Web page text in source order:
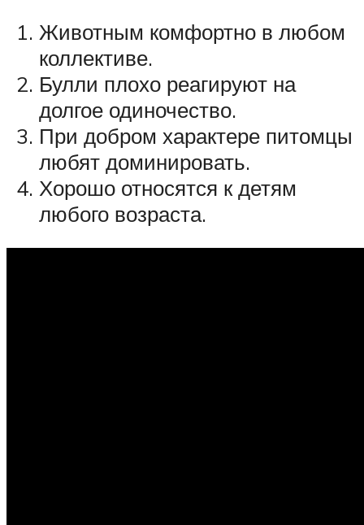
Животным комфортно в любом
коллективе.
Булли плохо реагируют на
долгое одиночество.
При добром характере питомцы
любят доминировать.
Хорошо относятся к детям
любого возраста.